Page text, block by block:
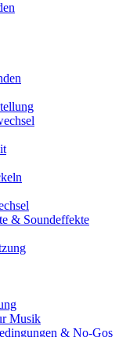
& Soundeffekte
Musik
& No-Gos